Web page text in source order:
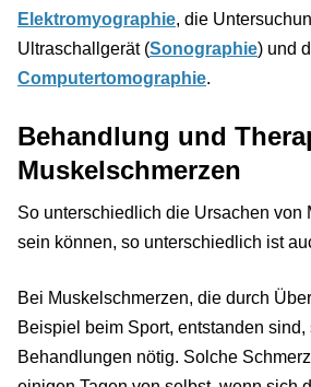
Elektromyographie, die
Ultraschallgerät (Sonographie) und
Computertomographie.
Behandlung und
Muskelschmerzen
So unterschiedlich die Ursachen von
sein können, so unterschiedlich ist
Bei Muskelschmerzen, die durch
Beispiel beim Sport, entstanden
Behandlungen nötig. Solche